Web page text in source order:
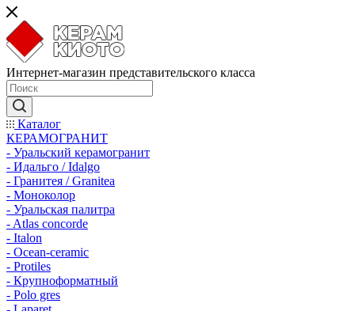
Интернет-магазин представительского класса
Каталог
КЕРАМОГРАНИТ
- Уральский керамогранит
- Идальго / Idalgo
- Гранитея / Granitea
- Моноколор
- Уральская палитра
- Atlas concorde
- Italon
- Ocean-ceramic
- Protiles
- Крупноформатный
- Polo gres